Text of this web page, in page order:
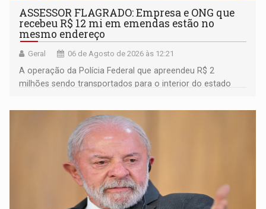
ASSESSOR FLAGRADO: Empresa e ONG que
recebeu R$ 12 mi em emendas estão no
mesmo endereço
Geral 06 de Agosto de 2026 às 12:21
A operação da Polícia Federal que apreendeu R$ 2
milhões sendo transportados para o interior do estado
ligação do suspeito com um deputado federal do União
Brasil por Rondônia